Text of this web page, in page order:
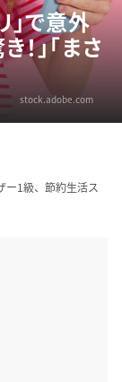
」で意外
」「まさ
stock.adobe.com
ー1級、節約生活ス